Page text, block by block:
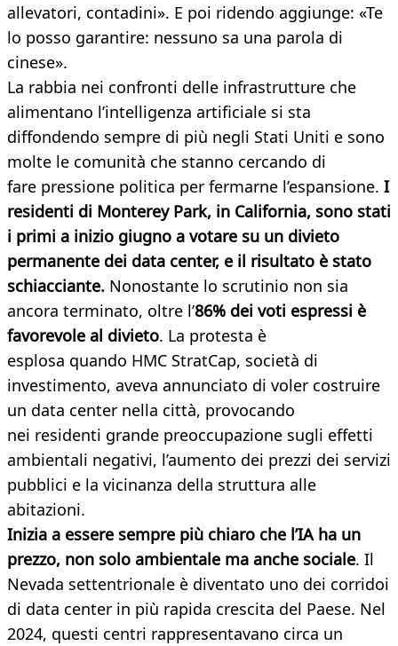
allevatori, contadini». E poi ridendo aggiunge: «Te
lo posso garantire: nessuno sa una parola di
cinese».
La rabbia nei confronti delle infrastrutture che
alimentano l’intelligenza artificiale si sta
diffondendo sempre di più negli Stati Uniti e sono
molte le comunità che stanno cercando di
fare pressione politica per fermarne l’espansione. I
residenti di Monterey Park, in California, sono stati
i primi a inizio giugno a votare su un divieto
permanente dei data center, e il risultato è stato
schiacciante. Nonostante lo scrutinio non sia
ancora terminato, oltre l’86% dei voti espressi è
favorevole al divieto. La protesta è
esplosa quando HMC StratCap, società di
investimento, aveva annunciato di voler costruire
un data center nella città, provocando
nei residenti grande preoccupazione sugli effetti
ambientali negativi, l’aumento dei prezzi dei servizi
pubblici e la vicinanza della struttura alle
abitazioni.
Inizia a essere sempre più chiaro che l’IA ha un
prezzo, non solo ambientale ma anche sociale. Il
Nevada settentrionale è diventato uno dei corridoi
di data center in più rapida crescita del Paese. Nel
2024, questi centri rappresentavano circa un